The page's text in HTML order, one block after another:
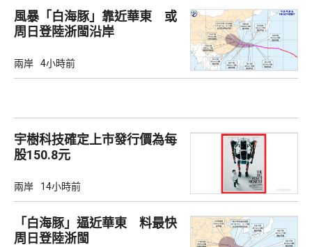
風暴「白海豚」靠近華東 或
周日登陸浙閩沿岸
兩岸 4小時前
宇樹科技確定上市發行價為每
股150.8元
兩岸 14小時前
「白海豚」逼近華東 料最快
周日登陸浙閩